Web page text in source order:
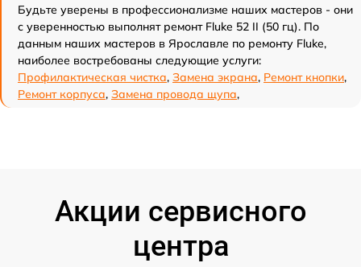
Будьте уверены в профессионализме наших мастеров - они
с уверенностью выполнят ремонт Fluke 52 II (50 гц). По
данным наших мастеров в Ярославле по ремонту Fluke,
наиболее востребованы следующие услуги:
Профилактическая чистка, Замена экрана, Ремонт кнопки,
Ремонт корпуса, Замена провода щупа,
Акции сервисного
центра